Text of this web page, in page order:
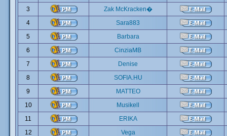
3
Zak McKracken�
4
Sara883
5
Barbara
6
CinziaMB
7
Denise
8
SOFIA.HU
9
MATTEO
10
Musikell
11
ERIKA
12
Vega